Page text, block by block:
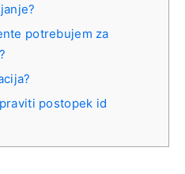
potrebujem za
postopek id